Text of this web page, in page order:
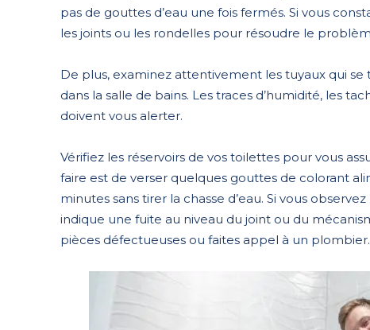
pas de gouttes d’eau une fois fermés. Si vous
les joints ou les rondelles pour résoudre le
De plus, examinez attentivement les tuyaux qui
dans la salle de bains. Les traces d’humidité, les
doivent vous alerter.
Vérifiez les réservoirs de vos toilettes pour vous
faire est de verser quelques gouttes de colorant
minutes sans tirer la chasse d’eau. Si vous
indique une fuite au niveau du joint ou du
pièces défectueuses ou faites appel à un plombier.